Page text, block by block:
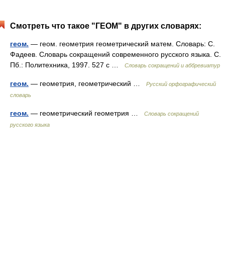
Смотреть что такое "ГЕОМ" в других словарях:
геом. — геом. геометрия геометрический матем. Словарь: С.
Фадеев. Словарь сокращений современного русского языка. С.
Пб.: Политехника, 1997. 527 с …
Словарь сокращений и аббревиатур
геом. — геометрия, геометрический …
Русский орфографический
словарь
геом. — геометрический геометрия …
Словарь сокращений
русского языка